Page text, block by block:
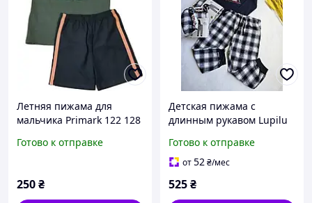
Летняя пижама для
мальчика Primark 122 128
Готово к отправке
250₴
Детская пижама с
длинным рукавом Lupilu
Готово к отправке
от52₴/мес
525₴